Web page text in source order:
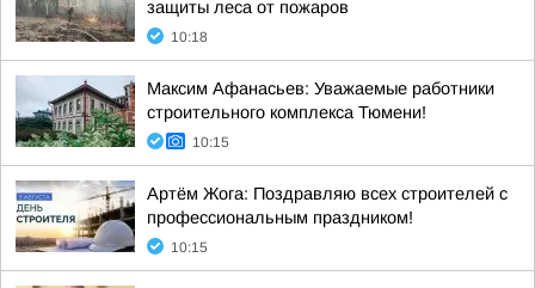
защиты леса от пожаров
10:18
Максим Афанасьев: Уважаемые работники
строительного комплекса Тюмени!
10:15
Артём Жога: Поздравляю всех строителей с
профессиональным праздником!
10:15